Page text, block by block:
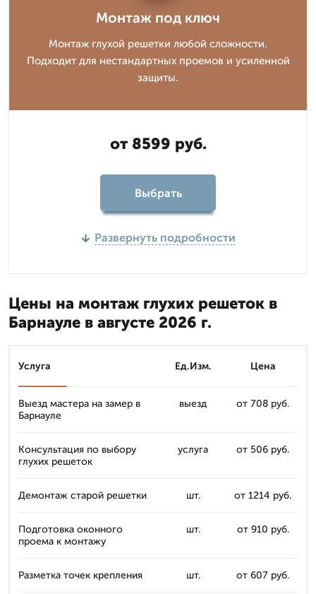
Монтаж под ключ
Монтаж глухой решетки любой сложности.
Подходит для нестандартных проемов и усиленной
защиты.
от 8599 руб.
Выбрать
Развернуть подробности
Цены на монтаж глухих решеток в
Барнауле в августе 2026 г.
Услуга Ед.Изм. Цена
Выезд мастера на замер в
Барнауле
выезд от 708 руб.
Консультация по выбору
глухих решеток
услуга от 506 руб.
Демонтаж старой решетки шт. от 1214 руб.
Подготовка оконного
проема к монтажу
шт. от 910 руб.
Разметка точек крепления шт. от 607 руб.